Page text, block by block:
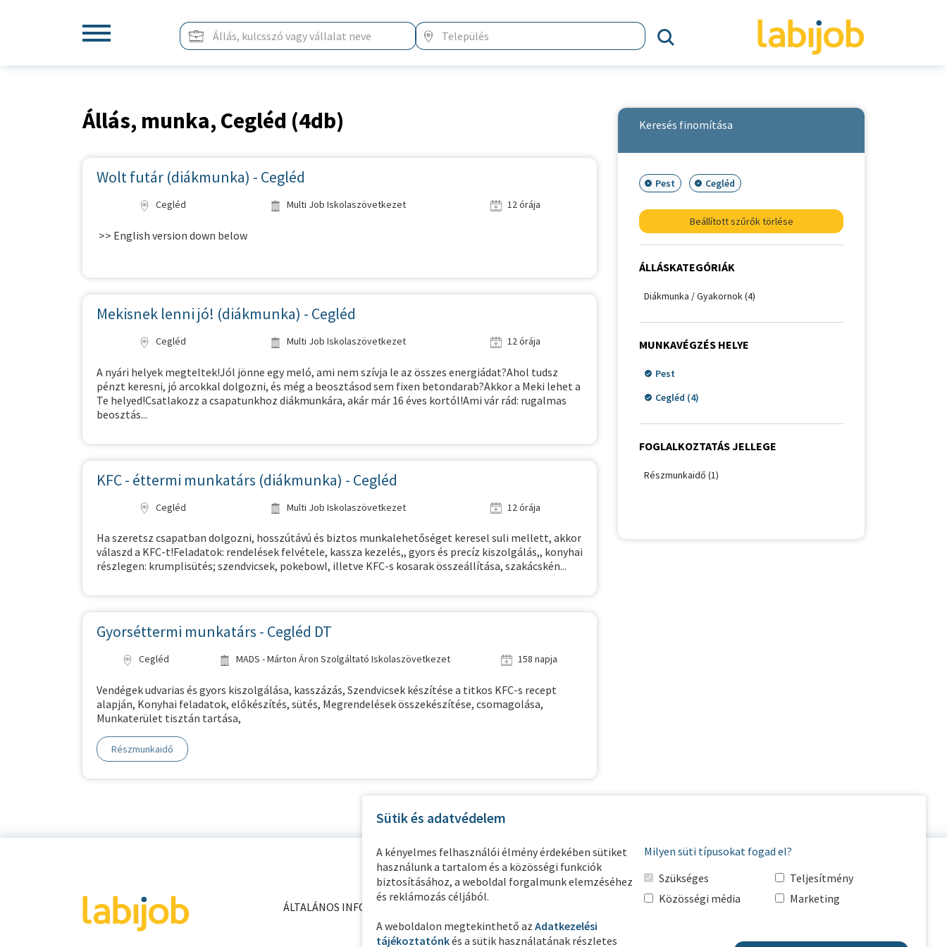
Állás, munka, Cegléd (4db)
Wolt futár (diákmunka) - Cegléd
Cegléd Multi Job Iskolaszövetkezet 12 órája
>> English version down below
Mekisnek lenni jó! (diákmunka) - Cegléd
Cegléd Multi Job Iskolaszövetkezet 12 órája
A nyári helyek megteltek!Jól jönne egy meló, ami nem szívja le az összes energiádat?Ahol tudsz
pénzt keresni, jó arcokkal dolgozni, és még a beosztásod sem fixen betondarab?Akkor a Meki lehet a
Te helyed!Csatlakozz a csapatunkhoz diákmunkára, akár már 16 éves kortól!Ami vár rád: rugalmas
beosztás...
KFC - éttermi munkatárs (diákmunka) - Cegléd
Cegléd Multi Job Iskolaszövetkezet 12 órája
Ha szeretsz csapatban dolgozni, hosszútávú és biztos munkalehetőséget keresel suli mellett, akkor
válaszd a KFC-t!Feladatok: rendelések felvétele, kassza kezelés,, gyors és precíz kiszolgálás,, konyhai
részlegen: krumplisütés; szendvicsek, pokebowl, illetve KFC-s kosarak összeállítása, szakácskén...
Gyorséttermi munkatárs - Cegléd DT
Cegléd MADS - Márton Áron Szolgáltató Iskolaszövetkezet 158 napja
Vendégek udvarias és gyors kiszolgálása, kasszázás, Szendvicsek készítése a titkos KFC-s recept
alapján, Konyhai feladatok, előkészítés, sütés, Megrendelések összekészítése, csomagolása,
Munkaterület tisztán tartása,
Részmunkaidő
Keresés finomítása
Pest Cegléd
Beállított szűrők törlése
ÁLLÁSKATEGÓRIÁK
Diákmunka / Gyakornok (4)
MUNKAVÉGZÉS HELYE
Pest
Cegléd (4)
FOGLALKOZTATÁS JELLEGE
Részmunkaidő (1)
ÁLTALÁNOS INFORMÁCIÓK KAPCSOLAT
Sütik és adatvédelem
A kényelmes felhasználói élmény érdekében sütiket
használunk a tartalom és a közösségi funkciók
biztosításához, a weboldal forgalmunk elemzéséhez
és reklámozás céljából.
A weboldalon megtekinthető az Adatkezelési
tájékoztatónkés a sütik használatának részletes
Milyen süti típusokat fogad el?
Szükséges
Teljesítmény
Közösségi média
Marketing